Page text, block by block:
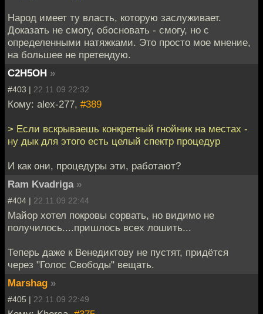
Народ имеет ту власть, которую заслуживает.
Доказать не смогу, обосновать - смогу, но с
определенными натяжками. Это просто мое мнение,
на большее не претендую.
C2H5OH »
#403 | 22.11.09 22:32
Кому: alex-277, #389
> Если вскрываешь конкретный гнойник на местах -
ну дык для этого есть целый спектр процедур
И как они, процедуры эти, работают?
Ram Kvadriga »
#404 | 22.11.09 22:44
Майор хотел покровы сорвать, но видимо не
получилось....пришлось всех лошить...
Теперь даже к Венедиктову не пустят, придётся
через "Голос Свободы" вещать.
Marshag »
#405 | 22.11.09 22:49